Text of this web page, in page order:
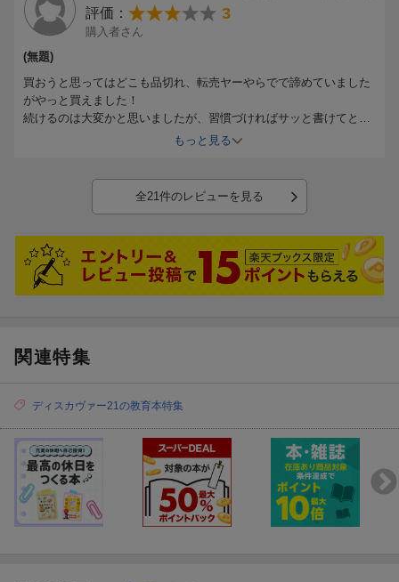
1歳から3歳までは毎月1ページずつ、4歳から12歳までは毎年1ペ
ージずつ、成長を記録
今月できたことやいまのお気に入りなど振り返って見返しても楽
しい成長記録内容が満載です。1本の木のように、すくすく、ぐん
ぐん成長していくさまを見逃さないように、書きとめておきまし
ょう。
いざというときに読んでおきたい小児科医によるアドバイス
子どもがこんなとき、どうする？
とくに言葉を話せない赤ちゃんの病気は、ママが気付いてケアし
子どもの様子がおかしいとき、症状別にホームケアのポイントや
受診の目安を記載しています。
正しい知識を持って、子どもの病気やケガに備えましょう。
予防接種について役立つ情報も
予防接種を受けるための準備や接種前と接種後の注意ポイント、
評価： 3
購入者さん
(無題)
買おうと思ってはどこも品切れ、転売ヤーやらでで諦めていました
がやっと買えました！
続けるのは大変かと思いましたが、習慣づければサッと書けてとて
それとB5サイズ？でページ数が多いので書きずらいページがあった
もっと見る
全21件のレビューを見る
関連特集
ディスカヴァー21の教育本特集